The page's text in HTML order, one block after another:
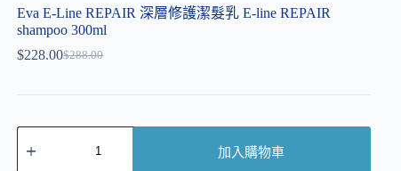
Eva E-Line REPAIR 深層修護潔髮乳 E-line REPAIR
shampoo 300ml
$288.00
$228.00
加入購物車